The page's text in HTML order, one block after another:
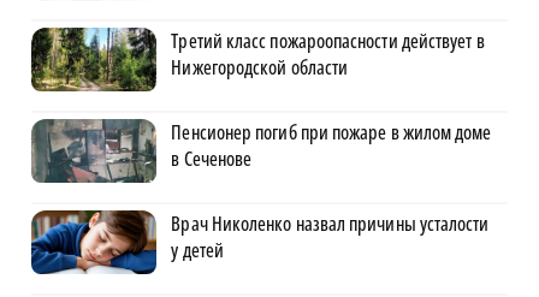
Третий класс пожароопасности действует в
Нижегородской области
Пенсионер погиб при пожаре в жилом доме
в Сеченове
Врач Николенко назвал причины усталости
у детей